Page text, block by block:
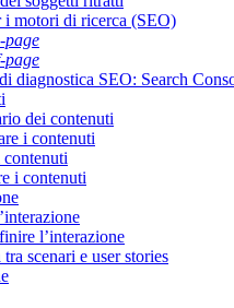
i motori di ricerca (SEO)
page
page
diagnostica SEO: Search
dei contenuti
i contenuti
i contenuti
l’interazione
scenari e user stories